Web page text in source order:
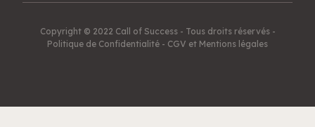
Copyright © 2022 Call of Success - Tous droits réservés -
Politique de Confidentialité - CGV et Mentions légales